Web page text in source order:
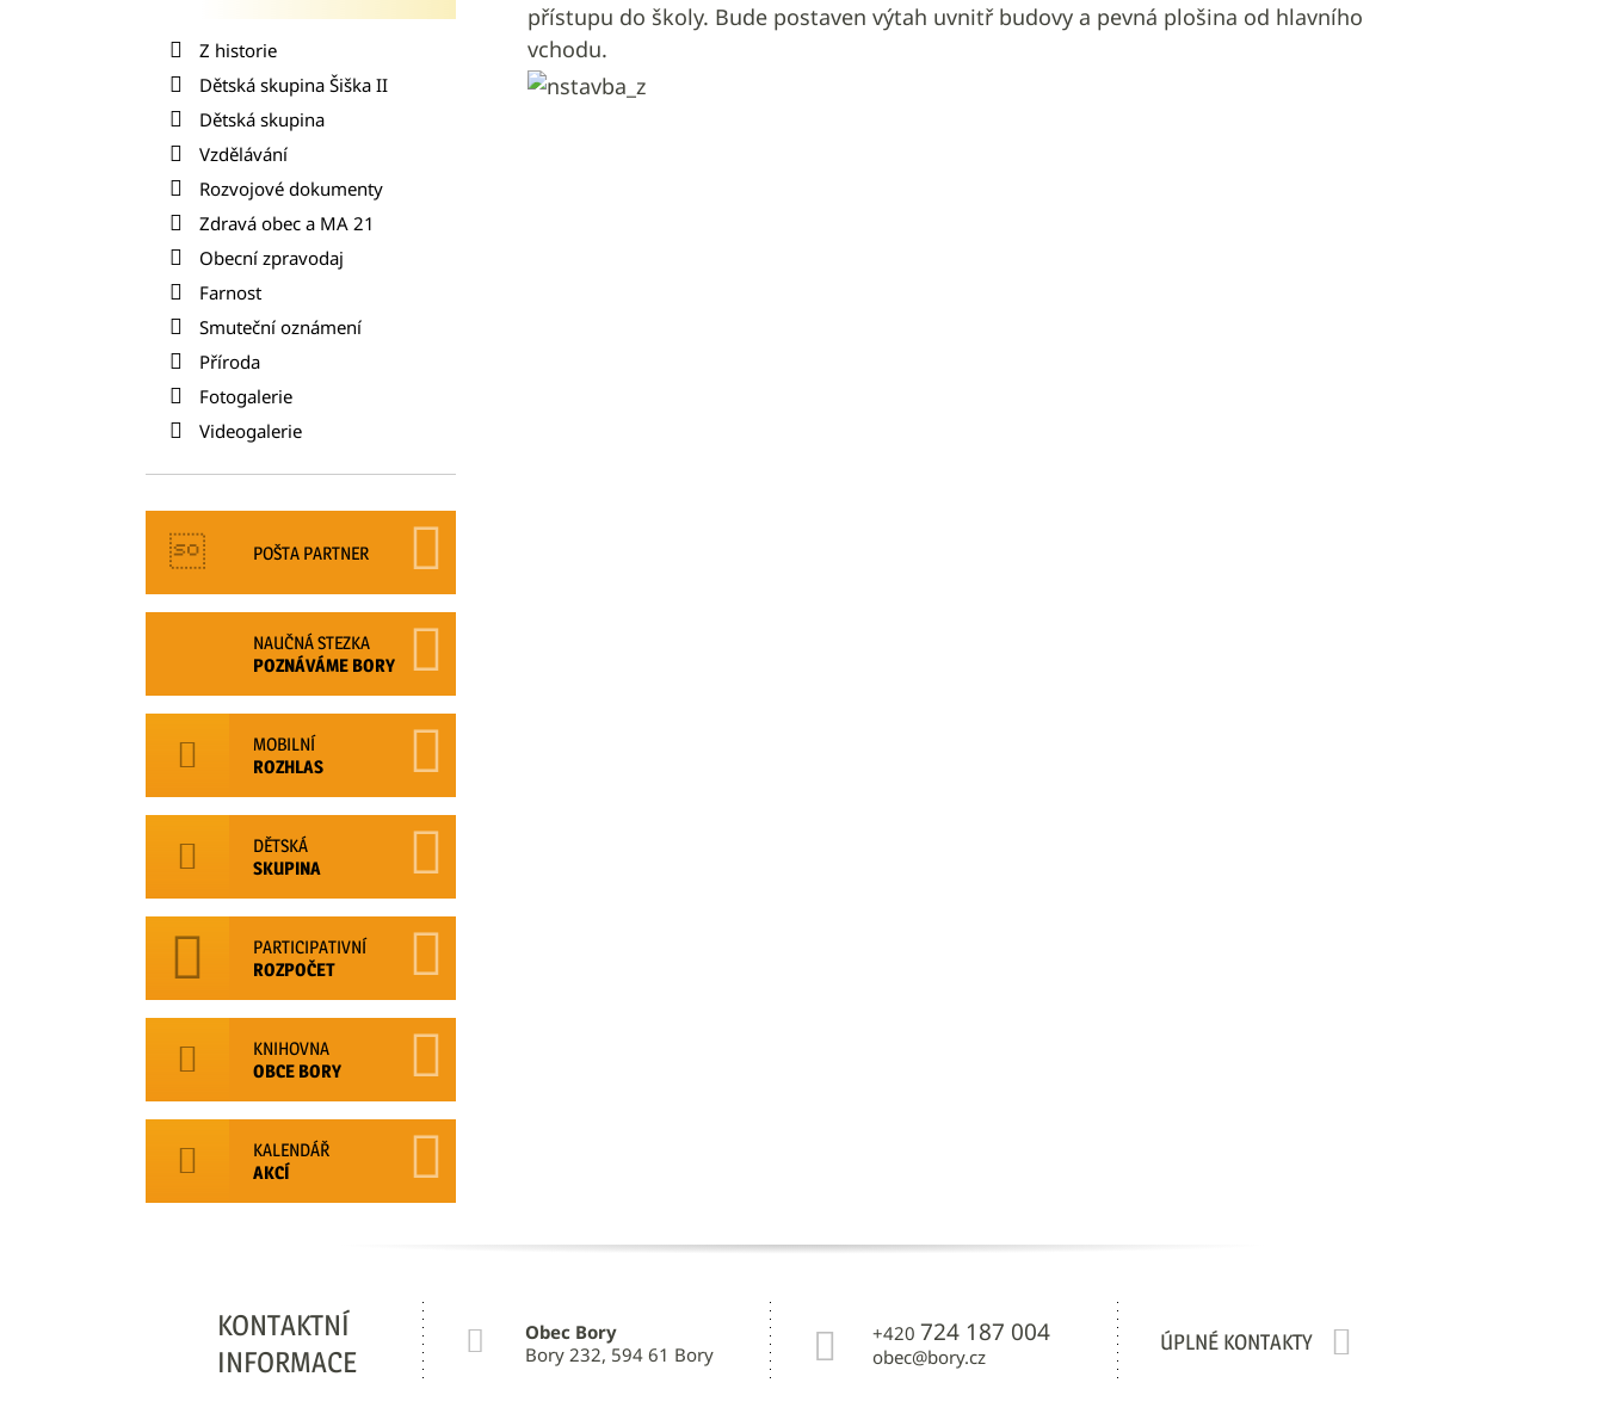
přístupu do školy. Bude postaven výtah uvnitř budovy a pevná plošina od hlavního
vchodu.
Z historie
Dětská skupina Šiška II
Dětská skupina
Vzdělávání
Rozvojové dokumenty
Zdravá obec a MA 21
Obecní zpravodaj
Farnost
Smuteční oznámení
Příroda
Fotogalerie
Videogalerie
POŠTA PARTNER
NAUČNÁ STEZKA
POZNÁVÁME BORY
MOBILNÍ
ROZHLAS
DĚTSKÁ
SKUPINA
PARTICIPATIVNÍ
ROZPOČET
KNIHOVNA
OBCE BORY
KALENDÁŘ
AKCÍ
KONTAKTNÍ
INFORMACE
Obec Bory
Bory 232, 594 61 Bory
+420724 187 004
obec@bory.cz
ÚPLNÉ KONTAKTY